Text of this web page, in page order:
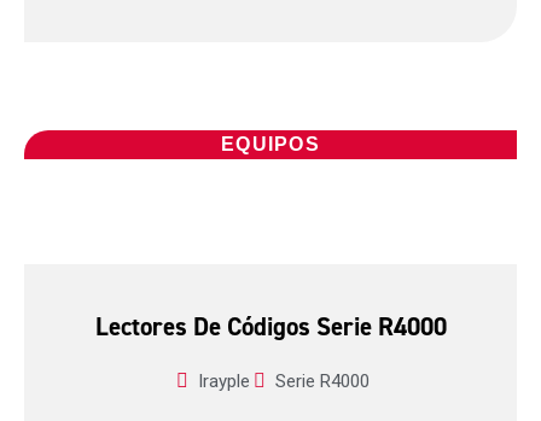
EQUIPOS
Lectores De Códigos Serie R4000
Irayple Serie R4000